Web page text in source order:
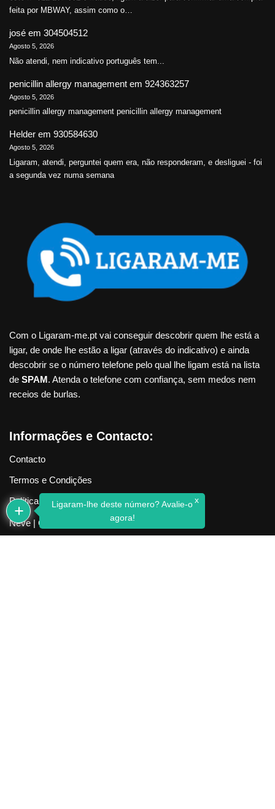
feita por MBWAY, assim como o…
josé em 304504512
Agosto 5, 2026
Não atendi, nem indicativo português tem...
penicillin allergy management em 924363257
Agosto 5, 2026
penicillin allergy management penicillin allergy management
Helder em 930584630
Agosto 5, 2026
Ligaram, atendi, perguntei quem era, não responderam, e desliguei - foi
a segunda vez numa semana
Com o Ligaram-me.pt vai conseguir descobrir quem lhe está a
ligar, de onde lhe estão a ligar (através do indicativo) e ainda
descobrir se o número telefone pelo qual lhe ligam está na lista
de SPAM. Atenda o telefone com confiança, sem medos nem
receios de burlas.
Informações e Contacto:
Contacto
Termos e Condições
Política de Privacidade
Neve| Criado com WordPress
Ligaram-lhe deste número? Avalie-o
agora!
x